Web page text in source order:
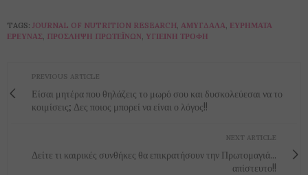
TAGS: JOURNAL OF NUTRITION RESEARCH, ΑΜΎΓΔΑΛΑ, ΕΥΡΉΜΑΤΑ
ΈΡΕΥΝΆΣ, ΠΡΌΣΛΗΨΗ ΠΡΩΤΕΪΝΏΝ, ΥΓΙΕΙΝΉ ΤΡΟΦΉ
PREVIOUS ARTICLE
Είσαι μητέρα που θηλάζεις το μωρό σου και δυσκολεύεσαι να το
κοιμίσεις; Δες ποιος μπορεί να είναι ο λόγος!!
NEXT ARTICLE
Δείτε τι καιρικές συνθήκες θα επικρατήσουν την Πρωτομαγιά...
απίστευτο!!